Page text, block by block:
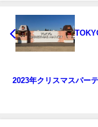
2023年クリスマスパー